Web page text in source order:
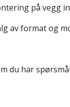
på vegg
av format og
du har